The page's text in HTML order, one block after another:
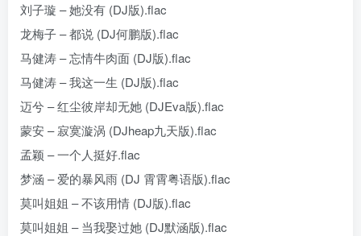
刘子璇 – 她没有 (DJ版).flac
龙梅子 – 都说 (DJ何鹏版).flac
马健涛 – 忘情牛肉面 (DJ版).flac
马健涛 – 我这一生 (DJ版).flac
迈兮 – 红尘彼岸却无她 (DJEva版).flac
蒙安 – 寂寞漩涡 (DJheap九天版).flac
孟颖 – 一个人挺好.flac
梦涵 – 爱的暴风雨 (DJ 霄霄粤语版).flac
莫叫姐姐 – 不该用情 (DJ版).flac
莫叫姐姐 – 当我娶过她 (DJ默涵版).flac